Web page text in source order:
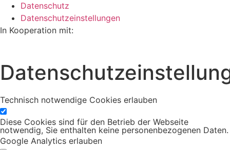
Datenschutz
Datenschutzeinstellungen
In Kooperation mit:
Technisch notwendige Cookies erlauben
Diese Cookies sind für den Betrieb der Webseite
notwendig, Sie enthalten keine personenbezogenen Daten.
Google Analytics erlauben